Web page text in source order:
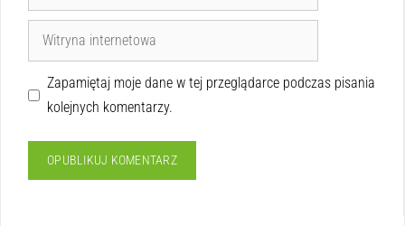
Zapamiętaj moje dane w tej przeglądarce podczas pisania
kolejnych komentarzy.